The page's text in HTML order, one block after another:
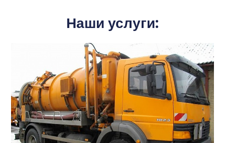
Наши услуги: